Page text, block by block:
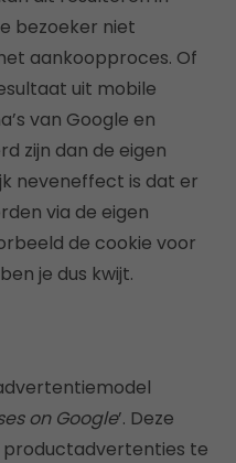
bezoeker niet
aankoopproces. Of
uit mobile
van Google en
zijn dan de eigen
neveneffect is dat er
via de eigen
de cookie voor
je dus kwijt.
on Google’. Deze
te